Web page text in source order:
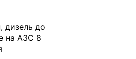
дизель до
на АЗС 8